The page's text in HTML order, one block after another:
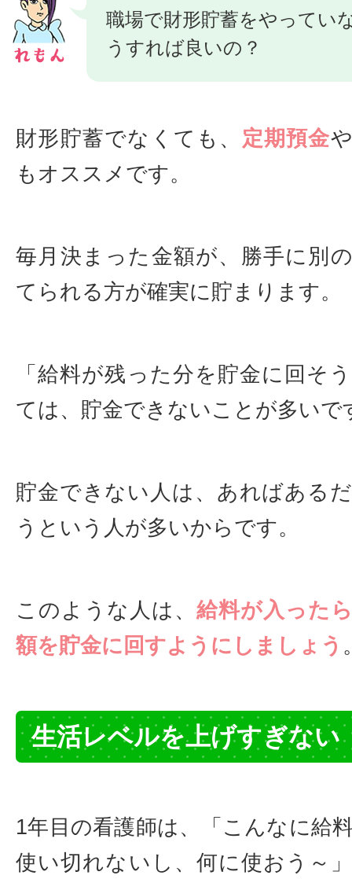
職場で財形貯蓄をやってい
うすれば良いの？
財形貯蓄でなくても、 定期預金
もオススメです。
毎月決まった金額が、勝手に別
てられる方が確実に貯まります。
「給料が残った分を貯金に回そ
ては、貯金できないことが多いで
貯金できない人は、あればある
うという人が多いからです。
このような人は、 給料が入った
額を貯金に回すようにしましょう
生活レベルを上げすぎない
1年目の看護師は、「こんなに給
使い切れないし、何に使おう～